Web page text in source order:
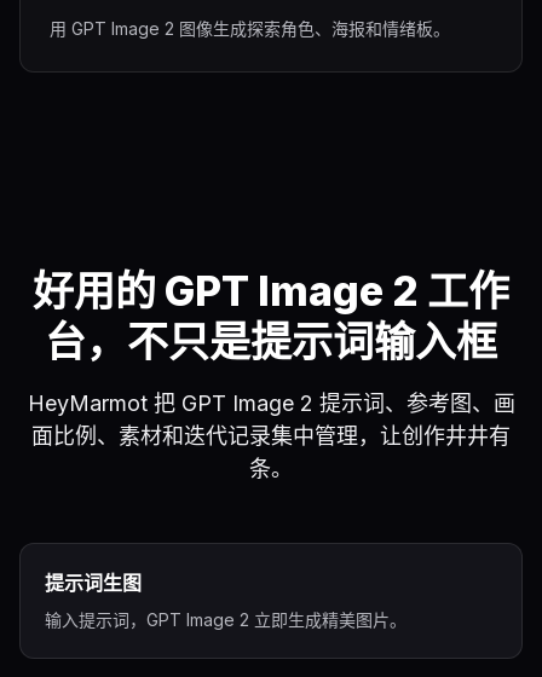
用 GPT Image 2 图像生成探索角色、海报和情绪板。
好用的 GPT Image 2 工作
台，不只是提示词输入框
HeyMarmot 把 GPT Image 2 提示词、参考图、画
面比例、素材和迭代记录集中管理，让创作井井有
条。
提示词生图
输入提示词，GPT Image 2 立即生成精美图片。